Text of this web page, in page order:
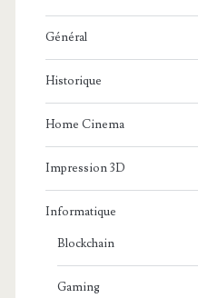
Général
Historique
Home Cinema
Impression 3D
Informatique
Blockchain
Gaming